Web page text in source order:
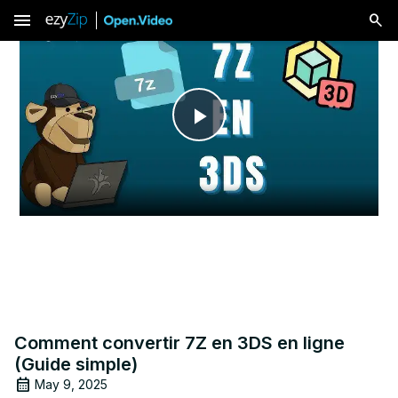
menu
Play
Video
Comment convertir 7Z en 3DS en ligne
(Guide simple)
May 9, 2025